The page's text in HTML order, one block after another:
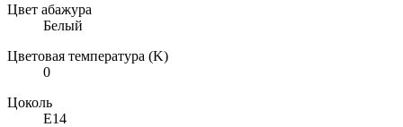
Цвет абажура
Белый
Цветовая температура (K)
0
Цоколь
E14